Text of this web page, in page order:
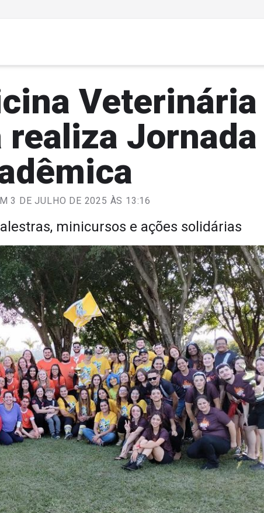
Veterinária
realiza Jornada
3 DE JULHO DE 2025 ÀS 13:16
minicursos e ações solidárias